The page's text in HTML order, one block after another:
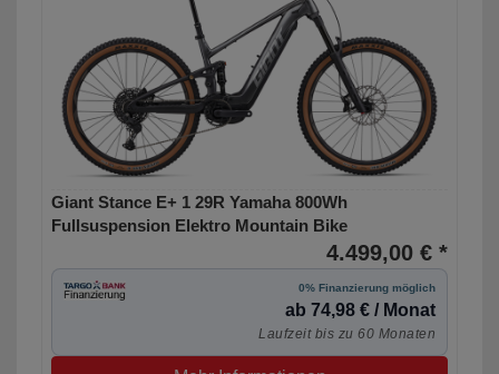
Giant Stance E+ 1 29R Yamaha 800Wh
Fullsuspension Elektro Mountain Bike
4.499,00 € *
0% Finanzierung möglich
ab 74,98 € / Monat
Laufzeit bis zu 60 Monaten